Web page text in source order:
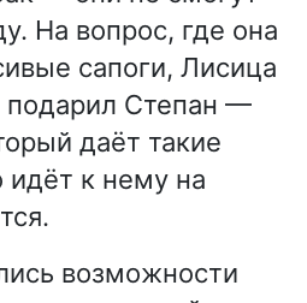
На вопрос, где она
сапоги, Лисица
подарил Степан —
даёт такие
идёт к нему на
возможности